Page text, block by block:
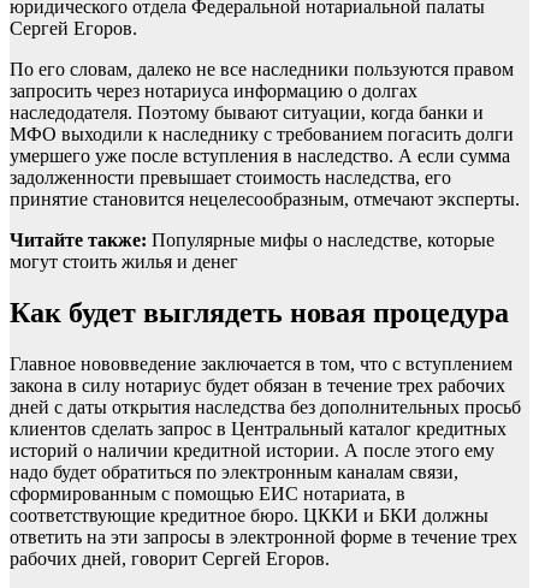
юридического отдела Федеральной нотариальной палаты
Сергей Егоров.
По его словам, далеко не все наследники пользуются правом
запросить через нотариуса информацию о долгах
наследодателя. Поэтому бывают ситуации, когда банки и
МФО выходили к наследнику с требованием погасить долги
умершего уже после вступления в наследство. А если сумма
задолженности превышает стоимость наследства, его
принятие становится нецелесообразным, отмечают эксперты.
Читайте также: Популярные мифы о наследстве, которые
могут стоить жилья и денег
Как будет выглядеть новая процедура
Главное нововведение заключается в том, что с вступлением
закона в силу нотариус будет обязан в течение трех рабочих
дней с даты открытия наследства без дополнительных просьб
клиентов сделать запрос в Центральный каталог кредитных
историй о наличии кредитной истории. А после этого ему
надо будет обратиться по электронным каналам связи,
сформированным с помощью ЕИС нотариата, в
соответствующие кредитное бюро. ЦККИ и БКИ должны
ответить на эти запросы в электронной форме в течение трех
рабочих дней, говорит Сергей Егоров.